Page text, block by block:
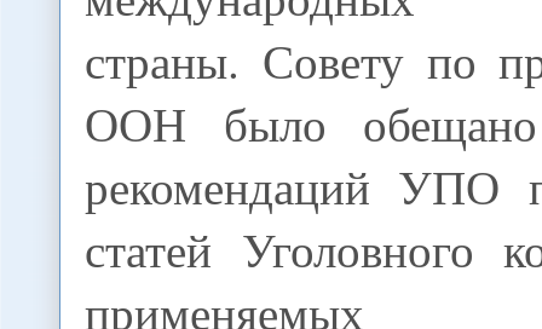
страны. Совету по
ООН было обещано
рекомендаций УПО
статей Уголовного